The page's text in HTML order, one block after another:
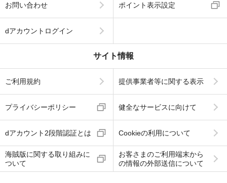
お問い合わせ ポイント表示設定
dアカウントログイン
サイト情報
ご利用規約 提供事業者等に関する表示
プライバシーポリシー 健全なサービスに向けて
dアカウント2段階認証とは Cookieの利用について
海賊版に関する取り組みに
ついて
お客さまのご利用端末から
の情報の外部送信について